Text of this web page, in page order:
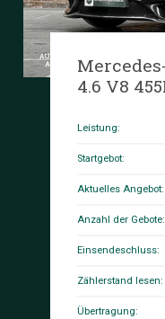
4.6 V8
Leistung:
Startgebot:
Aktuelles Angebot:
Anzahl der Gebote:
Einsendeschluss:
Zählerstand lesen:
Übertragung: